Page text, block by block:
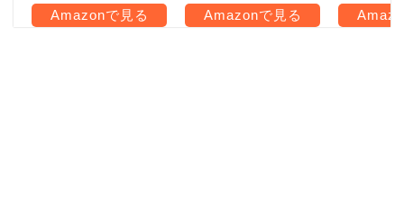
Amazonで見る Amazonで見る